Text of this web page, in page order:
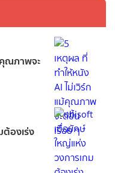
ณภาพจะ
องเร่ง